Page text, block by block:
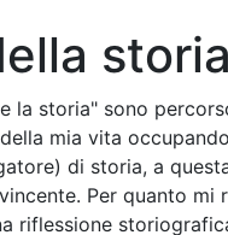
storia
la storia" sono
mia vita
di storia, a
Per quanto mi
riflessione